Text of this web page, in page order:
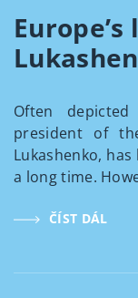
Often
president of
Lukashenko,
a long time.
ČÍST DÁL